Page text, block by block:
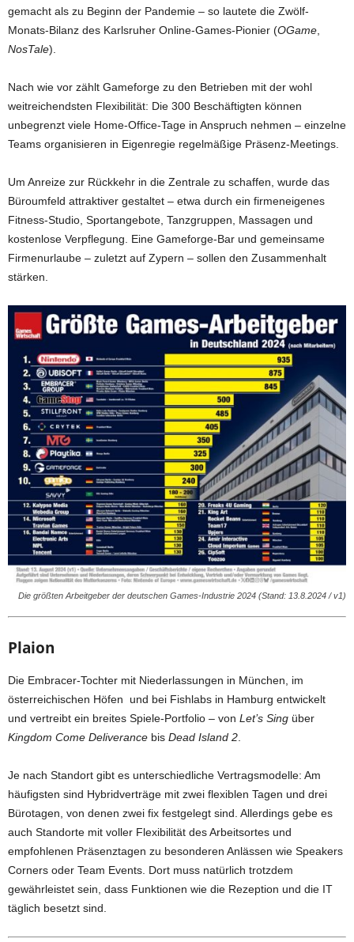
gemacht als zu Beginn der Pandemie – so lautete die Zwölf-
Monats-Bilanz des Karlsruher Online-Games-Pionier (OGame
NosTale).
Nach wie vor zählt Gameforge zu den Betrieben mit der wohl
weitreichendsten Flexibilität: Die 300 Beschäftigten können
unbegrenzt viele Home-Office-Tage in Anspruch nehmen – einzelne
Teams organisieren in Eigenregie regelmäßige Präsenz-Meetings.
Um Anreize zur Rückkehr in die Zentrale zu schaffen, wurde das
Büroumfeld attraktiver gestaltet – etwa durch ein firmeneigenes
Fitness-Studio, Sportangebote, Tanzgruppen, Massagen und
kostenlose Verpflegung. Eine Gameforge-Bar und gemeinsame
Firmenurlaube – zuletzt auf Zypern – sollen den Zusammenhalt
stärken.
Die größten Arbeitgeber der deutschen Games-Industrie 2024 (Stand: 13.8.2024 / v1)
Plaion
Die Embracer-Tochter mit Niederlassungen in München, im
österreichischen Höfen und bei Fishlabs in Hamburg entwickelt
und vertreibt ein breites Spiele-Portfolio – von Let’s Sing über
Kingdom Come Deliverance bis Dead Island 2.
Je nach Standort gibt es unterschiedliche Vertragsmodelle: Am
häufigsten sind Hybridverträge mit zwei flexiblen Tagen und drei
Bürotagen, von denen zwei fix festgelegt sind. Allerdings gebe es
auch Standorte mit voller Flexibilität des Arbeitsortes und
empfohlenen Präsenztagen zu besonderen Anlässen wie Speakers
Corners oder Team Events. Dort muss natürlich trotzdem
gewährleistet sein, dass Funktionen wie die Rezeption und die IT
täglich besetzt sind.